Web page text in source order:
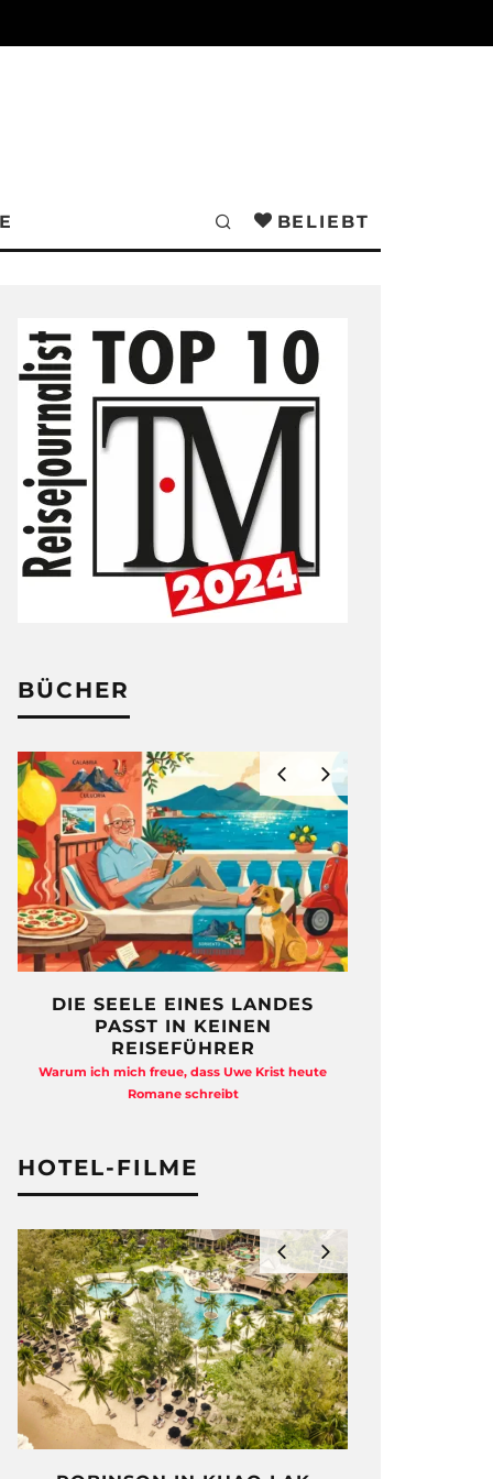
BELIEBT
BÜCHER
DIE SEELE EINES LANDES
PASST IN KEINEN
REISEFÜHRER
Warum ich mich freue, dass Uwe Krist heute
Romane schreibt
HOTEL-FILME